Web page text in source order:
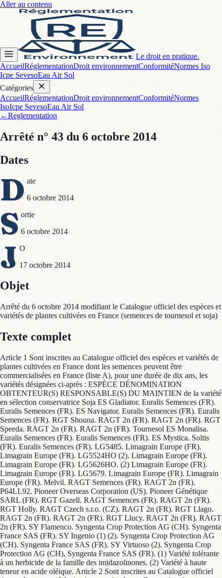
Aller au contenu
Le droit en pratique.
AccueilRéglementationDroit environnementConformitéNormes Iso
Icpe SevesoEau Air Sol
Catégories
AccueilRéglementationDroit environnementConformitéNormes
IsoIcpe SevesoEau Air Sol
←Reglementation
Arrêté n° 43 du 6 octobre 2014
Dates
D ate
6 octobre 2014
S ortie
6 octobre 2014
J O
17 octobre 2014
Objet
Arrêté du 6 octobre 2014 modifiant le Catalogue officiel des espèces et
variétés de plantes cultivées en France (semences de tournesol et soja)
Texte complet
Article 1 Sont inscrites au Catalogue officiel des espèces et variétés de
plantes cultivées en France dont les semences peuvent être
commercialisées en France (liste A), pour une durée de dix ans, les
variétés désignées ci-après : ESPÈCE DÉNOMINATION
OBTENTEUR(S) RESPONSABLE(S) DU MAINTIEN de la variété
en sélection conservatrice Soja ES Gladiator. Euralis Semences (FR).
Euralis Semences (FR). ES Navigator. Euralis Semences (FR). Euralis
Semences (FR). RGT Shouna. RAGT 2n (FR). RAGT 2n (FR). RGT
Speeda. RAGT 2n (FR). RAGT 2n (FR). Tournesol ES Monalisa.
Euralis Semences (FR). Euralis Semences (FR). ES Mystica. Soltis
(FR). Euralis Semences (FR). LG5485. Limagrain Europe (FR).
Limagrain Europe (FR). LG5524HO (2). Limagrain Europe (FR).
Limagrain Europe (FR). LG5626HO. (2) Limagrain Europe (FR).
Limagrain Europe (FR). LG5679. Limagrain Europe (FR). Limagrain
Europe (FR). Melvil. RAGT Semences (FR). RAGT 2n (FR).
P64LL92. Pioneer Overseas Corporation (US). Pioneer Génétique
SARL (FR). RGT Gazell. RAGT Semences (FR). RAGT 2n (FR).
RGT Holly. RAGT Czech s.r.o. (CZ). RAGT 2n (FR). RGT Llago.
RAGT 2n (FR). RAGT 2n (FR). RGT Llucy. RAGT 2n (FR). RAGT
2n (FR). SY Flamenco. Syngenta Crop Protection AG (CH). Syngenta
France SAS (FR). SY Ingenio (1) (2). Syngenta Crop Protection AG
(CH). Syngenta France SAS (FR). SY Virtuoso (2). Syngenta Crop
Protection AG (CH). Syngenta France SAS (FR). (1) Variété tolérante
à un herbicide de la famille des imidazolinones. (2) Variété à haute
teneur en acide oléique. Article 2 Sont inscrites au Catalogue officiel